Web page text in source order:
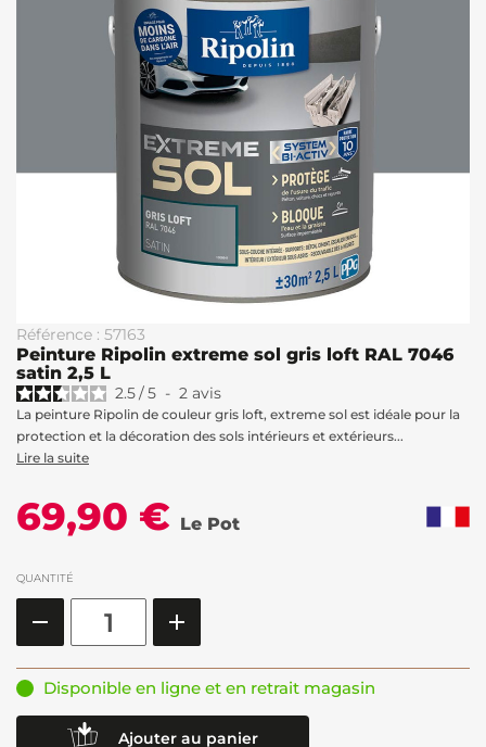
Référence : 57163
Peinture Ripolin extreme sol gris loft RAL 7046
satin 2,5 L
2.5/5 - 2 avis
La peinture Ripolin de couleur gris loft, extreme sol est idéale pour la
protection et la décoration des sols intérieurs et extérieurs...
Lire la suite
69,90 € Le Pot
QUANTITÉ
Disponible en ligne et en retrait magasin
Ajouter au panier